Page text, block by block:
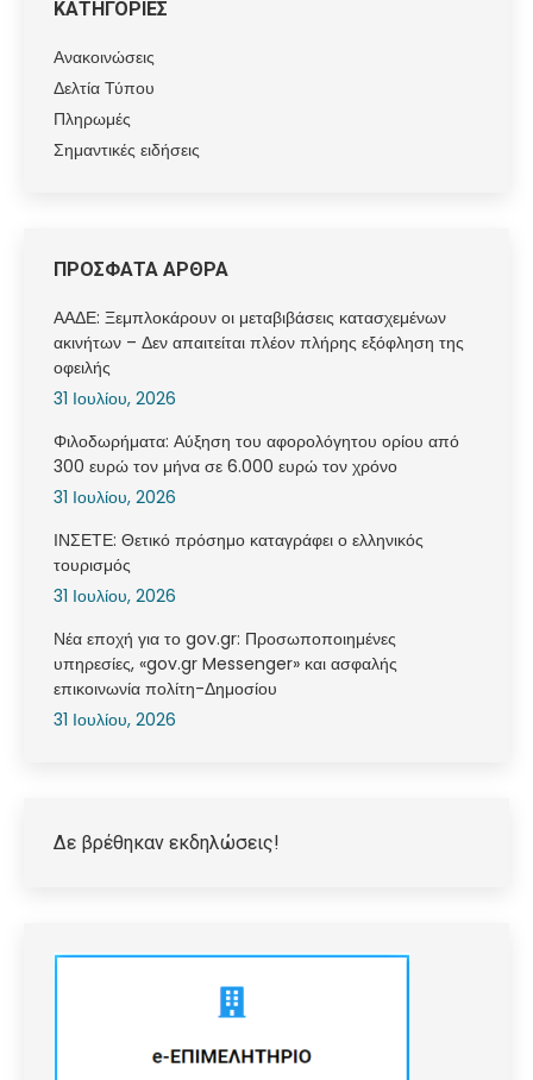
ΚΑΤΗΓΟΡΙΕΣ
Ανακοινώσεις
Δελτία Τύπου
Πληρωμές
Σημαντικές ειδήσεις
ΠΡΟΣΦΑΤΑ ΑΡΘΡΑ
ΑΑΔΕ: Ξεμπλοκάρουν οι μεταβιβάσεις κατασχεμένων
ακινήτων – Δεν απαιτείται πλέον πλήρης εξόφληση της
οφειλής
31 Ιουλίου, 2026
Φιλοδωρήματα: Αύξηση του αφορολόγητου ορίου από
300 ευρώ τον μήνα σε 6.000 ευρώ τον χρόνο
31 Ιουλίου, 2026
ΙΝΣΕΤΕ: Θετικό πρόσημο καταγράφει ο ελληνικός
τουρισμός
31 Ιουλίου, 2026
Νέα εποχή για το gov.gr: Προσωποποιημένες
υπηρεσίες, «gov.gr Messenger» και ασφαλής
επικοινωνία πολίτη-Δημοσίου
31 Ιουλίου, 2026
Δε βρέθηκαν εκδηλώσεις!